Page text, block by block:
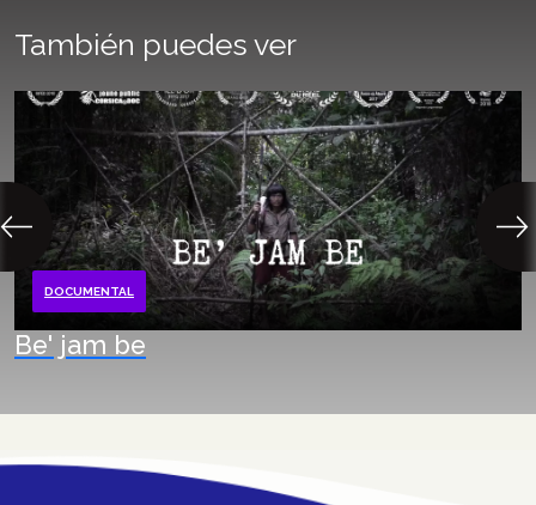
También puedes ver
Be' jam be
DOCUMENTAL